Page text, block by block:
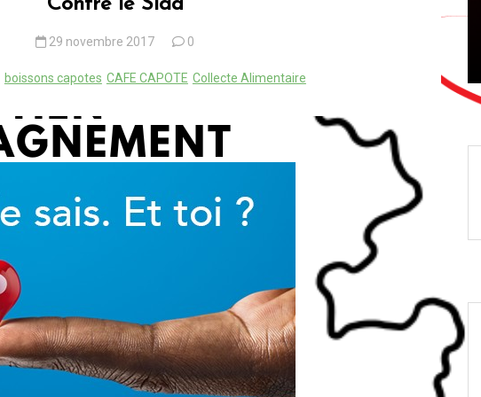
Contre le Sida
29 novembre 2017 0
boissons capotes CAFE CAPOTE Collecte Alimentaire